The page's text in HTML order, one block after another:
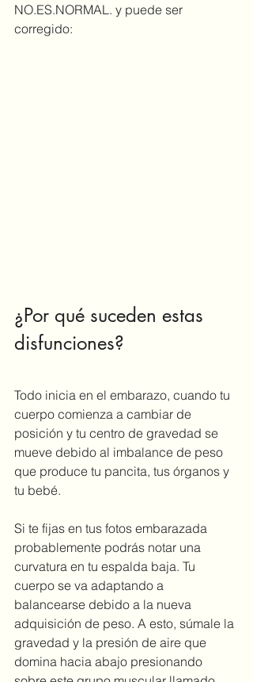
NO.ES.NORMAL. y puede ser
corregido:
¿Por qué suceden estas
disfunciones?
Todo inicia en el embarazo, cuando tu
cuerpo comienza a cambiar de
posición y tu centro de gravedad se
mueve debido al imbalance de peso
que produce tu pancita, tus órganos y
tu bebé.
Si te fijas en tus fotos embarazada
probablemente podrás notar una
curvatura en tu espalda baja. Tu
cuerpo se va adaptando a
balancearse debido a la nueva
adquisición de peso. A esto, súmale la
gravedad y la presión de aire que
domina hacia abajo presionando